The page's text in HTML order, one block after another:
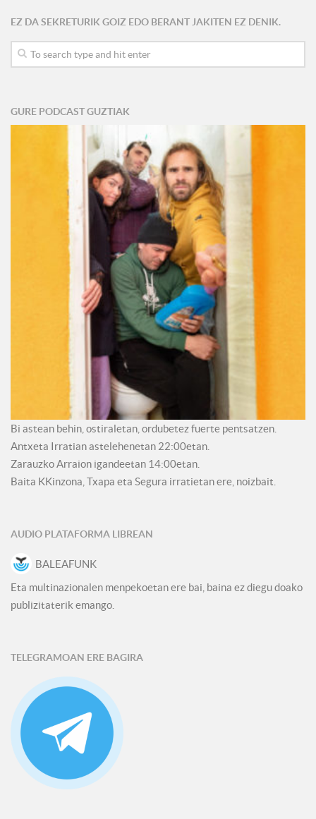
EZ DA SEKRETURIK GOIZ EDO BERANT JAKITEN EZ DENIK.
GURE PODCAST GUZTIAK
Bi astean behin, ostiraletan, ordubetez fuerte pentsatzen.
Antxeta Irratian astelehenetan 22:00etan.
Zarauzko Arraion igandeetan 14:00etan.
Baita KKinzona, Txapa eta Segura irratietan ere, noizbait.
AUDIO PLATAFORMA LIBREAN
BALEAFUNK
Eta multinazionalen menpekoetan ere bai, baina ez diegu doako
publizitaterik emango.
TELEGRAMOAN ERE BAGIRA